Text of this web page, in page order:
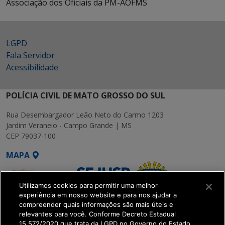
Associação dos Oficiais da PM-AOFMS
LGPD
Fala Servidor
Acessibilidade
POLÍCIA CIVIL DE MATO GROSSO DO SUL
Rua Desembargador Leão Neto do Carmo 1203
Jardim Veraneio - Campo Grande | MS
CEP 79037-100
MAPA
Utilizamos cookies para permitir uma melhor
experiência em nosso website e para nos ajudar a
compreender quais informações são mais úteis e
relevantes para você. Conforme Decreto Estadual